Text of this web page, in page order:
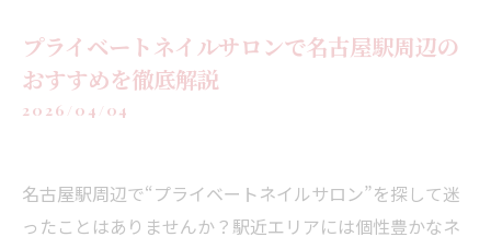
プライベートネイルサロンで名古屋駅周辺の
おすすめを徹底解説
2026/04/04
名古屋駅周辺で“プライベートネイルサロン”を探して迷
ったことはありませんか？駅近エリアには個性豊かなネ